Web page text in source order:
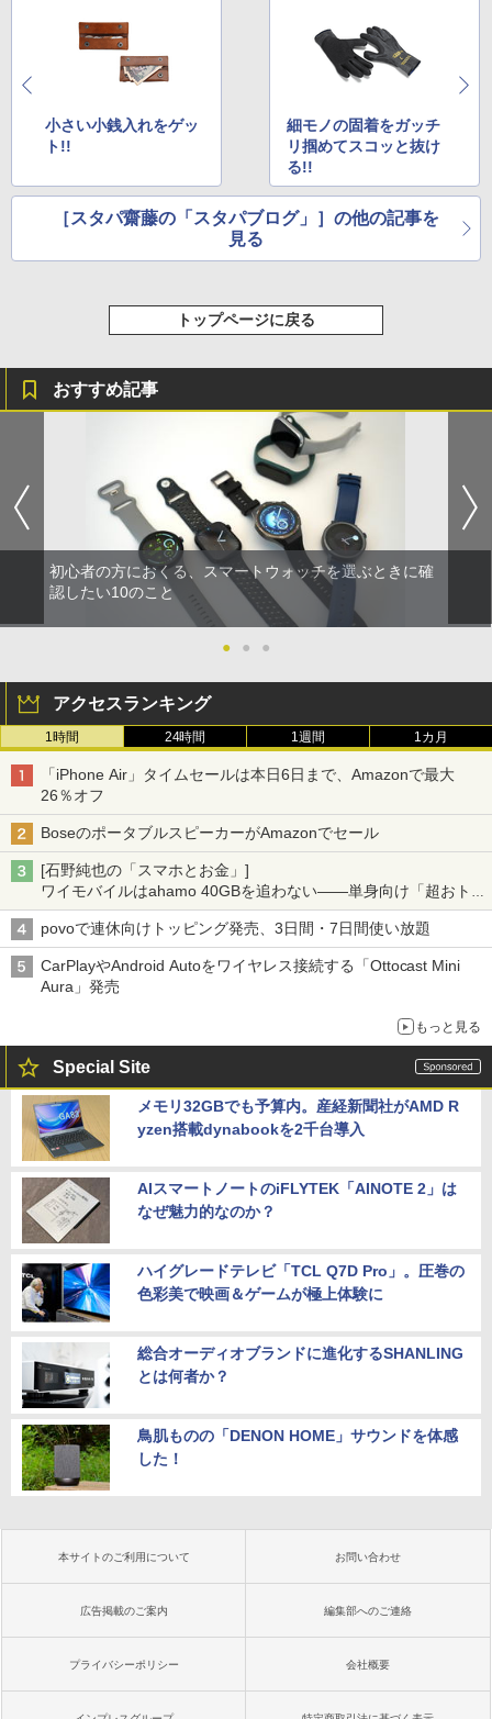
小さい小銭入れをゲッ
ト!!
細モノの固着をガッチ
リ掴めてスコッと抜け
る!!
［スタパ齋藤の「スタパブログ」］の他の記事を
見る
トップページに戻る
おすすめ記事
初心者の方におくる、スマートウォッチを選ぶときに確
認したい10のこと
● ● ●
アクセスランキング
1時間 24時間 1週間 1カ月
「iPhone Air」タイムセールは本日6日まで、Amazonで最大
26％オフ
BoseのポータブルスピーカーがAmazonでセール
[石野純也の「スマホとお金」]
ワイモバイルはahamo 40GBを追わない――単身向け「超おトク
割」の安さと1年限定の注意点
povoで連休向けトッピング発売、3日間・7日間使い放題
CarPlayやAndroid Autoをワイヤレス接続する「Ottocast Mini
Aura」発売
もっと見る
Special Site
メモリ32GBでも予算内。産経新聞社がAMD R
yzen搭載dynabookを2千台導入
AIスマートノートのiFLYTEK「AINOTE 2」は
なぜ魅力的なのか？
ハイグレードテレビ「TCL Q7D Pro」。圧巻の
色彩美で映画＆ゲームが極上体験に
総合オーディオブランドに進化するSHANLING
とは何者か？
鳥肌ものの「DENON HOME」サウンドを体感
した！
本サイトのご利用について お問い合わせ
広告掲載のご案内 編集部へのご連絡
プライバシーポリシー 会社概要